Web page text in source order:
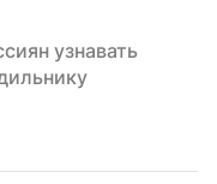
узнавать